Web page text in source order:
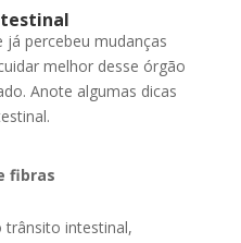
percebeu mudanças
melhor desse órgão
Anote algumas dicas
fibras
trânsito intestinal,